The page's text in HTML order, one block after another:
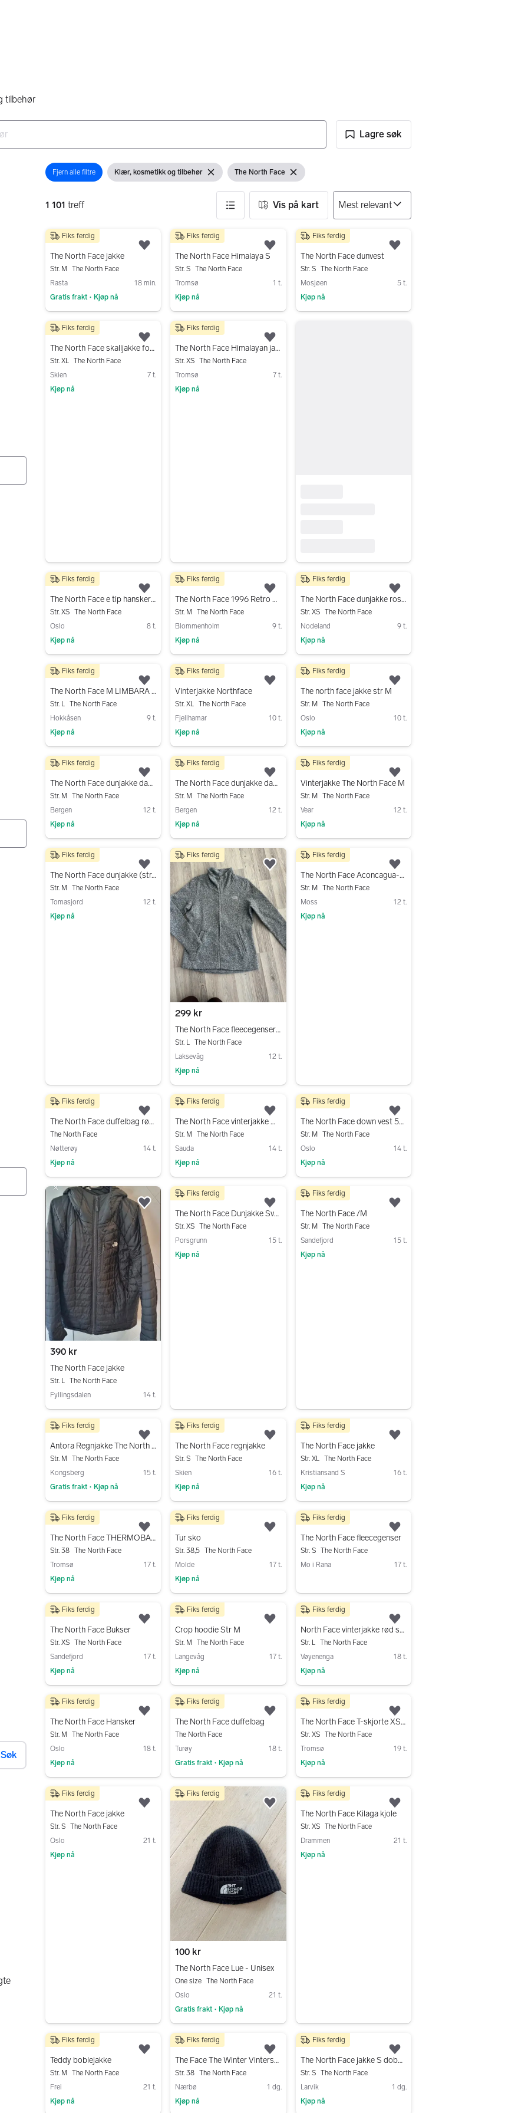
tilbehør
Lagre søk
Søk
Åpne filter
Fjern alle filtre Vis filter
Klær, kosmetikk og tilbehør Fjern filter Vis filter
The North Face Fjern filter
1 101 treff Vis på kart
1101 resultater
400 kr
The North Face jakke
Str. M
The North Face
Rasta
18 min.
Gratis frakt • Kjøp nå
Fiks ferdig
Legg til som favoritt.
1 000 kr
The North Face Himalaya S
Str. S The North Face
Tromsø
1 t.
Kjøp nå
Fiks ferdig
Legg til som favoritt.
500 kr
The North Face dunvest
Str. S
The North Face
Mosjøen
5 t.
Kjøp nå
Fiks ferdig
300 kr
The North Face skalljakke for dame
Str. XL The North Face
Skien
7 t.
Kjøp nå
Fiks ferdig
Legg til som favoritt.
1 600 kr
The North Face Himalayan jakken
Str. XS The North Face
Tromsø
7 t.
Kjøp nå
Fiks ferdig
249 kr
The North Face e tip hansker str XS
Str. XS The North Face
Oslo
8 t.
Kjøp nå
Fiks ferdig
Legg til som favoritt.
800 kr
The North Face 1996 Retro Vinterjakke
Str. M
The North Face
Blommenholm
9 t.
Kjøp nå
Fiks ferdig
Legg til som favoritt.
500 kr
The North Face dunjakke rosa dame XS
Str. XS
The North Face
Nodeland
9 t.
Kjøp nå
Fiks ferdig
1 200 kr
The North Face M LIMBARA INSULATED JACKET
Str. L The North Face
Hokkåsen
9 t.
Kjøp nå
Fiks ferdig
Legg til som favoritt.
1 800 kr
Vinterjakke Northface
Str. XL The North Face
Fjellhamar
10 t.
Kjøp nå
Fiks ferdig
Legg til som favoritt.
500 kr
The north face jakke str M
Str. M
The North Face
Oslo
10 t.
Kjøp nå
Fiks ferdig
2 000 kr
The North Face dunjakke dame M svart
Str. M
The North Face
Bergen
12 t.
Kjøp nå
Fiks ferdig
Legg til som favoritt.
2 000 kr
The North Face dunjakke dame M svart
Str. M
The North Face
Bergen
12 t.
Kjøp nå
Fiks ferdig
Legg til som favoritt.
499 kr
Vinterjakke The North Face M
Str. M
The North Face
Vear
12 t.
Kjøp nå
Fiks ferdig
Legg til som favoritt.
600 kr
The North Face dunjakke (str. M) – pent brukt
Str. M
The North Face
Tomasjord
12 t.
Kjøp nå
Fiks ferdig
Legg til som favoritt.
299 kr
The North Face fleecegenser L grå dame
Str. L The North Face
Laksevåg
12 t.
Kjøp nå
Fiks ferdig
Legg til som favoritt.
800 kr
The North Face Aconcagua-vest
Str. M
The North Face
Moss
12 t.
Kjøp nå
Fiks ferdig
300 kr
The North Face duffelbag rød unisex
The North Face
Nøtterøy
14 t.
Kjøp nå
Fiks ferdig
Legg til som favoritt.
400 kr
The North Face vinterjakke M svart
Str. M The North Face
Sauda
14 t.
Kjøp nå
Fiks ferdig
Legg til som favoritt.
998 kr
The North Face down vest 550 M
Str. M
The North Face
Oslo
14 t.
Kjøp nå
Fiks ferdig
390 kr
The North Face jakke
Str. L
The North Face
Fyllingsdalen
14 t.
Legg til som favoritt.
1 300 kr
The North Face Dunjakke Svart XS
Str. XS The North Face
Porsgrunn
15 t.
Kjøp nå
Fiks ferdig
Legg til som favoritt.
120 kr
The North Face /M
Str. M
The North Face
Sandefjord
15 t.
Kjøp nå
Fiks ferdig
500 kr
Antora Regnjakke The North Face HyVent
Str. M The North Face
Kongsberg
15 t.
Gratis frakt • Kjøp nå
Fiks ferdig
Legg til som favoritt.
499 kr
The North Face regnjakke
Str. S The North Face
Skien
16 t.
Kjøp nå
Fiks ferdig
Legg til som favoritt.
649 kr
The North Face jakke
Str. XL
The North Face
Kristiansand S
16 t.
Kjøp nå
Fiks ferdig
500 kr
The North Face THERMOBALL TRACTION MULE - Tøfler - black
Str. 38 The North Face
Tromsø
17 t.
Kjøp nå
Fiks ferdig
Legg til som favoritt.
150 kr
Tur sko
Str. 38,5 The North Face
Molde
17 t.
Kjøp nå
Fiks ferdig
Legg til som favoritt.
300 kr
The North Face fleecegenser
Str. S
The North Face
Mo i Rana
17 t.
Fiks ferdig
150 kr
The North Face Bukser
Str. XS The North Face
Sandefjord
17 t.
Kjøp nå
Fiks ferdig
Legg til som favoritt.
400 kr
Crop hoodie Str M
Str. M The North Face
Langevåg
17 t.
Kjøp nå
Fiks ferdig
Legg til som favoritt.
1 100 kr
North Face vinterjakke rød str L
Str. L
The North Face
Vøyenenga
18 t.
Kjøp nå
Fiks ferdig
200 kr
The North Face Hansker
Str. M The North Face
Oslo
18 t.
Kjøp nå
Fiks ferdig
Legg til som favoritt.
600 kr
The North Face duffelbag
The North Face
Turøy
18 t.
Gratis frakt • Kjøp nå
Fiks ferdig
Legg til som favoritt.
100 kr
The North Face T-skjorte XS hvit dame
Str. XS
The North Face
Tromsø
19 t.
Kjøp nå
Fiks ferdig
350 kr
The North Face jakke
Str. S The North Face
Oslo
21 t.
Kjøp nå
Fiks ferdig
Legg til som favoritt.
100 kr
The North Face Lue - Unisex
One size The North Face
Oslo
21 t.
Gratis frakt • Kjøp nå
Fiks ferdig
Legg til som favoritt.
245 kr
The North Face Kilaga kjole
Str. XS
The North Face
Drammen
21 t.
Kjøp nå
Fiks ferdig
2 000 kr
Teddy boblejakke
Str. M The North Face
Frei
21 t.
Kjøp nå
Fiks ferdig
Legg til som favoritt.
100 kr
The Face The Winter Vinterstøvler størrelse 38 brun
Str. 38 The North Face
Nærbø
1 dg.
Kjøp nå
Fiks ferdig
Legg til som favoritt.
550 kr
The North Face jakke S dobbeltsidig jakke
Str. S
The North Face
Larvik
1 dg.
Kjøp nå
Fiks ferdig